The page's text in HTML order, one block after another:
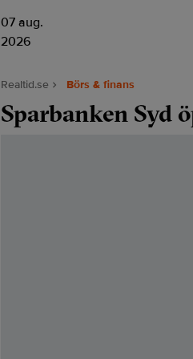
07 aug.
2026
Realtid.se Börs & finans
Sparbanken Syd